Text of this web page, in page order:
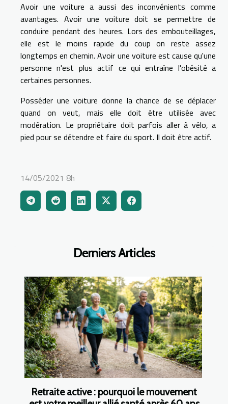
Derniers Articles
Retraite active : pourquoi le mouvement
Avoir une voiture a aussi des inconvénients comme
avantages. Avoir une voiture doit se permettre de
conduire pendant des heures. Lors des embouteillages,
elle est le moins rapide du coup on reste assez
longtemps en chemin. Avoir une voiture est cause qu'une
personne n'est plus actif ce qui entraîne l'obésité a
certaines personnes.
Posséder une voiture donne la chance de se déplacer
quand on veut, mais elle doit être utilisée avec
modération. Le propriétaire doit parfois aller à vélo, a
pied pour se détendre et faire du sport. Il doit être actif.
14/05/2021 8h